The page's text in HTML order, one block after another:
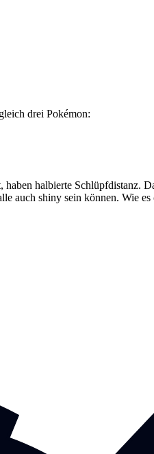
drei Pokémon:
halbierte Schlüpfdistanz.
auch shiny sein können. Wie es